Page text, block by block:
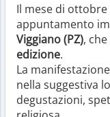
Il mese di
appuntamento
Viggiano (PZ),
edizione.
La
nella suggestiva
degustazioni,